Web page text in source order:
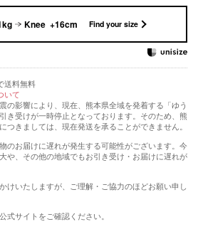
Knee +16cm Find your size
送料無料
いて
の影響により、現在、熊本県全域を発着する「ゆう
き受けが一時停止となっております。そのため、熊
つきましては、現在発送を承ることができません。
のお届けに遅れが発生する可能性がございます。今
や、その他の地域でもお引き受け・お届けに遅れが
けいたしますが、ご理解・ご協力のほどお願い申し
式サイトをご確認ください。